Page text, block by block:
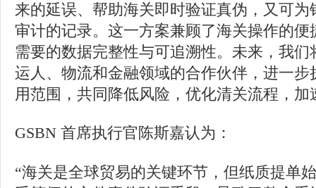
来的延误、帮助海关即时验证真伪，又可
审计的记录。这一方案兼顾了海关操作的
需要的数据完整性与可追溯性。未来，我们
运人、物流和金融领域的合作伙伴，进一步
用范围，共同降低风险，优化清关流程，
GSBN 首席执行官陈斯嘉认为：
“海关是全球贸易的关键环节，但纸质提单